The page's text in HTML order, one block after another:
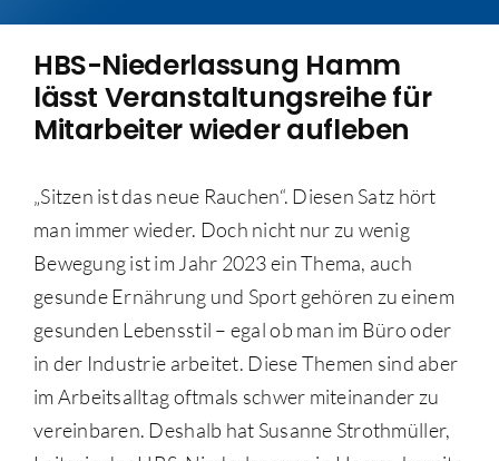
HBS
HBS-Niederlassung Hamm
lässt Veranstaltungsreihe für
Mitarbeiter wieder aufleben
„Sitzen ist das neue Rauchen“. Diesen Satz hört
man immer wieder. Doch nicht nur zu wenig
Bewegung ist im Jahr 2023 ein Thema, auch
gesunde Ernährung und Sport gehören zu einem
gesunden Lebensstil – egal ob man im Büro oder
in der Industrie arbeitet. Diese Themen sind aber
im Arbeitsalltag oftmals schwer miteinander zu
vereinbaren. Deshalb hat Susanne Strothmüller,